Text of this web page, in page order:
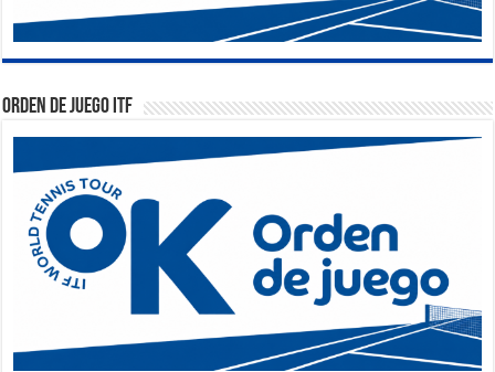
Orden de Juego ITF